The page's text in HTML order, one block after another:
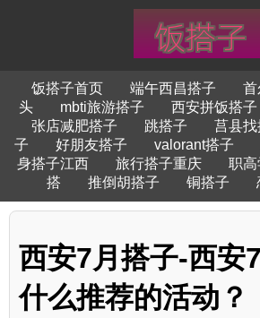
饭搭子首页 端午西昌搭子 首
头
mbti旅游搭子 西安拼饭搭子
张店减肥搭子
跳搭子 莒县找
子
好朋友搭子 valorant搭子
身搭子江西
旅行搭子重庆 职高
搭
推倒胡搭子 铜搭子
西安7月搭子-西安
什么推荐的活动？